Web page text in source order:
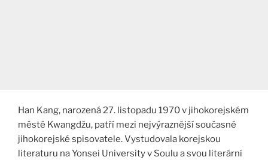
Han Kang, narozená 27. listopadu 1970 v jihokorejském
městě Kwangdžu, patří mezi nejvýraznější současné
jihokorejské spisovatele. Vystudovala korejskou
literaturu na Yonsei University v Soulu a svou literární